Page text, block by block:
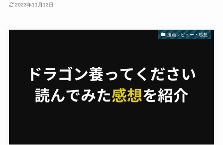
2023年11月12日
漫画レビュー・感想